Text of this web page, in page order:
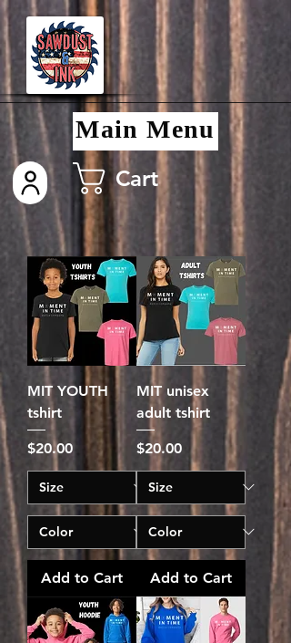
Cart
Main Menu
MIT YOUTH
tshirt
Price
$20.00
Add to Cart
MIT unisex
adult tshirt
Price
$20.00
Add to Cart